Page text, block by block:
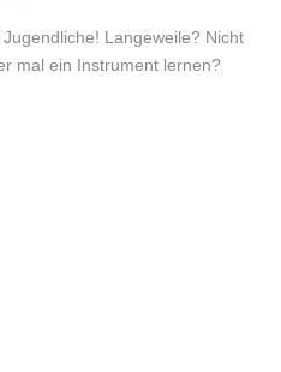
Langeweile? Nicht
mal ein Instrument lernen?